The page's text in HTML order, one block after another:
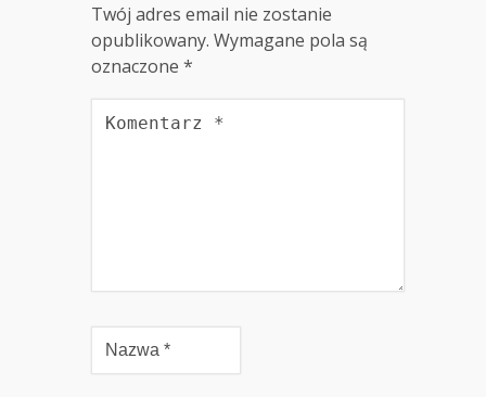
Twój adres email nie zostanie
opublikowany. Wymagane pola są
oznaczone *